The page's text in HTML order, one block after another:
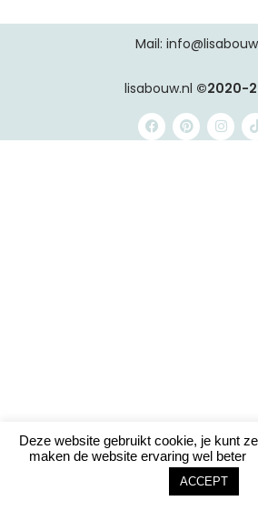
Mail:
lisabouw.nl ©2020-
Deze website gebruikt cookie, je kunt
maken de website ervaring wel beter
ACCEPT